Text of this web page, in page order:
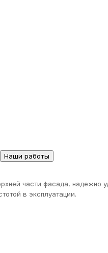
Наши работы
части фасада,
в эксплуатации.